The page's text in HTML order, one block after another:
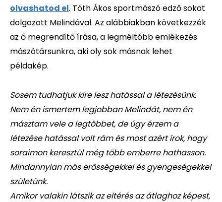
olvashatod el. Tóth Ákos sportmászó edző sokat
dolgozott Melindával. Az alábbiakban következzék
az ő megrendítő írása, a legméltóbb emlékezés
mászótársunkra, aki oly sok másnak lehet
példakép.
Sosem tudhatjuk kire lesz hatással a létezésünk.
Nem én ismertem legjobban Melindát, nem én
másztam vele a legtöbbet, de úgy érzem a
létezése hatással volt rám és most azért írok, hogy
soraimon keresztül még több emberre hathasson.
Mindannyian más erősségekkel és gyengeségekkel
születünk.
Amikor valakin látszik az eltérés az átlaghoz képest,